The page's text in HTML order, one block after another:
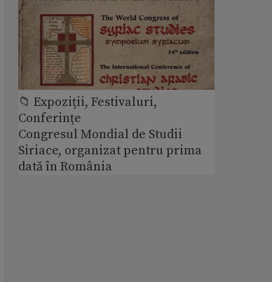
📁 Expoziţii, Festivaluri,
Conferințe
Congresul Mondial de Studii
Siriace, organizat pentru prima
dată în România